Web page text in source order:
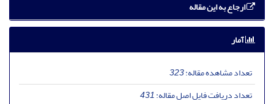
ارجاع به این مقاله
آمار
تعداد مشاهده مقاله:323
تعداد دریافت فایل اصل مقاله:431